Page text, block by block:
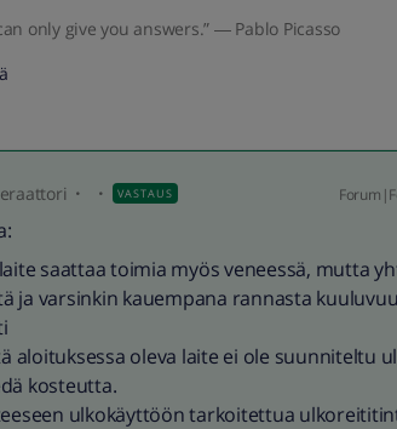
only give you answers.” ― Pablo Picasso
VASTAUS
saattaa toimia myös veneessä, mutta
ja varsinkin kauempana rannasta
aloituksessa oleva laite ei ole suunniteltu
kosteutta.
ulkokäyttöön tarkoitettua